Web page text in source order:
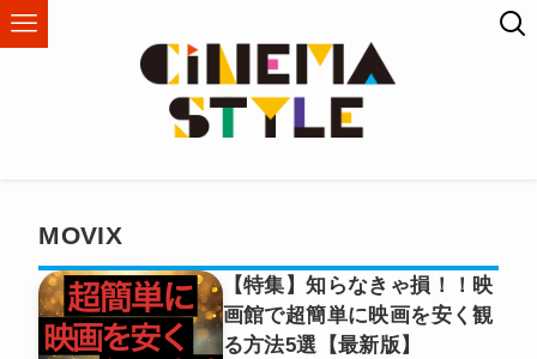
MOVIX
【特集】知らなきゃ損！！映
画館で超簡単に映画を安く観
る方法5選【最新版】